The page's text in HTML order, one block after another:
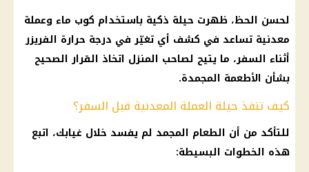
لحسن الحظ، ظهرت حيلة ذكية باستخدام كوب ماء وعملة
معدنية تساعد في كشف أي تغيّر في درجة حرارة الفريزر
أثناء السفر، ما يتيح لصاحب المنزل اتخاذ القرار الصحيح
بشأن الأطعمة المجمدة.
كيف تنفذ حيلة العملة المعدنية قبل السفر؟
للتأكد من أن الطعام المجمد لم يفسد خلال غيابك، اتبع
هذه الخطوات البسيطة: